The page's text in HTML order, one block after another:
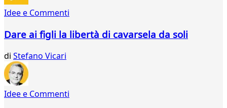
Idee e Commenti
Dare ai figli la libertà di cavarsela da soli
di Stefano Vicari
Idee e Commenti